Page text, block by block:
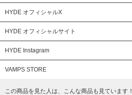
HYDE オフィシャルX
HYDE オフィシャルサイト
HYDE Instagram
VAMPS STORE
この商品を見た人は、こんな商品も見ています！